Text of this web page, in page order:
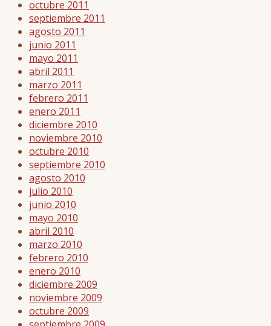
octubre 2011
septiembre 2011
agosto 2011
junio 2011
mayo 2011
abril 2011
marzo 2011
febrero 2011
enero 2011
diciembre 2010
noviembre 2010
octubre 2010
septiembre 2010
agosto 2010
julio 2010
junio 2010
mayo 2010
abril 2010
marzo 2010
febrero 2010
enero 2010
diciembre 2009
noviembre 2009
octubre 2009